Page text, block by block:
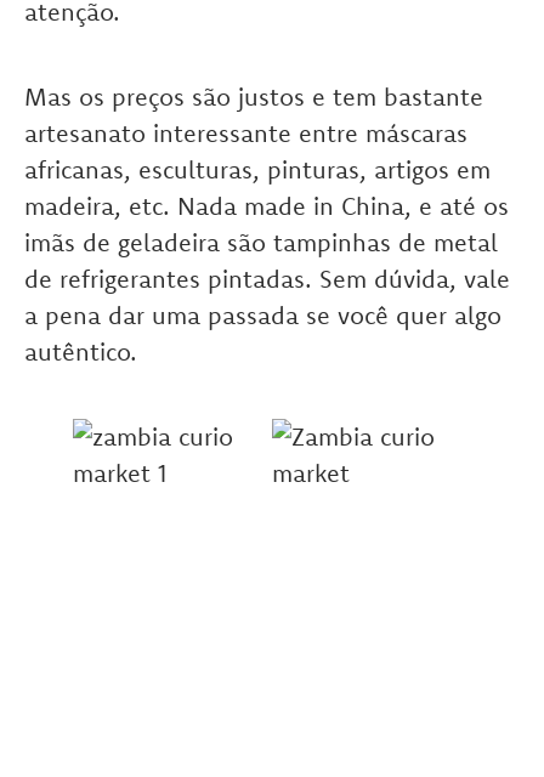
atenção.
Mas os preços são justos e tem bastante
artesanato interessante entre máscaras
africanas, esculturas, pinturas, artigos em
madeira, etc. Nada made in China, e até os
imãs de geladeira são tampinhas de metal
de refrigerantes pintadas. Sem dúvida, vale
a pena dar uma passada se você quer algo
autêntico.